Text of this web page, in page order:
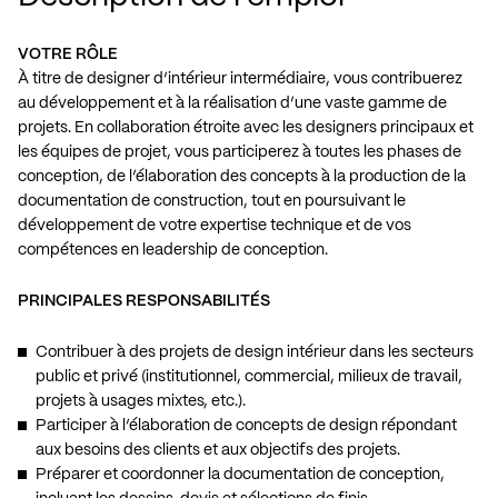
VOTRE RÔLE
À titre de designer d’intérieur intermédiaire, vous contribuerez
au développement et à la réalisation d’une vaste gamme de
projets. En collaboration étroite avec les designers principaux et
les équipes de projet, vous participerez à toutes les phases de
conception, de l’élaboration des concepts à la production de la
documentation de construction, tout en poursuivant le
développement de votre expertise technique et de vos
compétences en leadership de conception.
PRINCIPALES RESPONSABILITÉS
Contribuer à des projets de design intérieur dans les secteurs
public et privé (institutionnel, commercial, milieux de travail,
projets à usages mixtes, etc.).
Participer à l’élaboration de concepts de design répondant
aux besoins des clients et aux objectifs des projets.
Préparer et coordonner la documentation de conception,